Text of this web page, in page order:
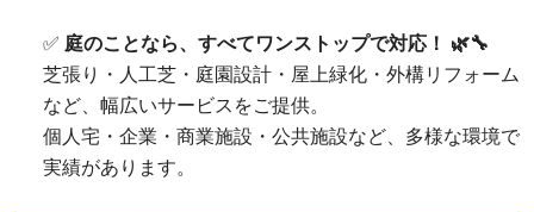
✅ 庭のことなら、すべてワンストップで対応！ 🌿🔧
芝張り・人工芝・庭園設計・屋上緑化・外構リフォーム
など、幅広いサービスをご提供。
個人宅・企業・商業施設・公共施設など、多様な環境で
実績があります。